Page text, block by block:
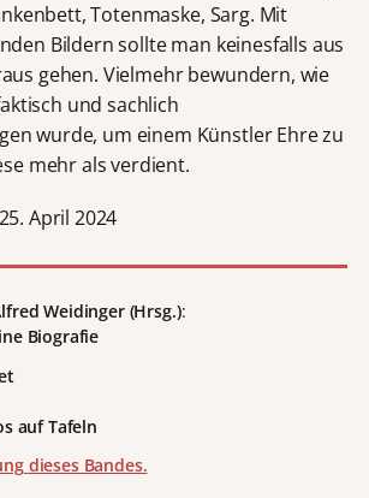
Totenmaske, Sarg. Mit
Bildern sollte man keinesfalls aus
gehen. Vielmehr bewundern, wie
und sachlich
wurde, um einem Künstler Ehre zu
mehr als verdient.
April 2024
Weidinger (Hrsg.):
Biografie
auf Tafeln
dieses Bandes.